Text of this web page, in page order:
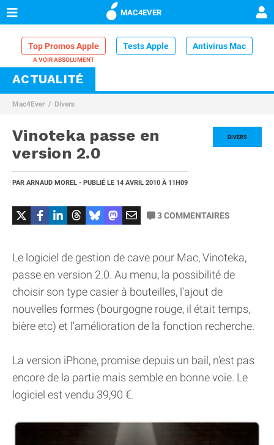
MAC4EVER
Top Promos Apple Tests Apple Antivirus Mac
VPN Mac
Comparatif iPhone
ACTUALITÉ
Mac4Ever Divers
DIVERS
Vinoteka passe en
version 2.0
PAR ARNAUD MOREL - PUBLIÉ LE 14 AVRIL 2010 À 11H09
3COMMENTAIRES
Le logiciel de gestion de cave pour Mac, Vinoteka,
passe en version 2.0. Au menu, la possibilité de
choisir son type casier à bouteilles, l'ajout de
nouvelles formes (bourgogne rouge, il était temps,
bière etc) et l'amélioration de la fonction recherche.
La version iPhone, promise depuis un bail, n'est pas
encore de la partie mais semble en bonne voie. Le
logiciel est vendu 39,90 €.